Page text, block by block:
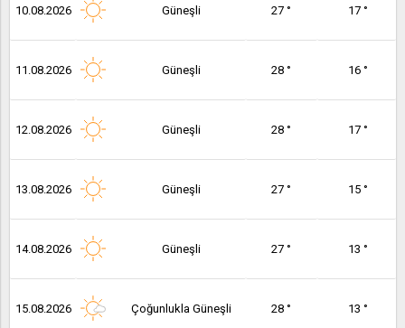
10.08.2026 Güneşli 27 ° 17 °
11.08.2026 Güneşli 28 ° 16 °
12.08.2026 Güneşli 28 ° 17 °
13.08.2026 Güneşli 27 ° 15 °
14.08.2026 Güneşli 27 ° 13 °
15.08.2026 Çoğunlukla Güneşli 28 ° 13 °